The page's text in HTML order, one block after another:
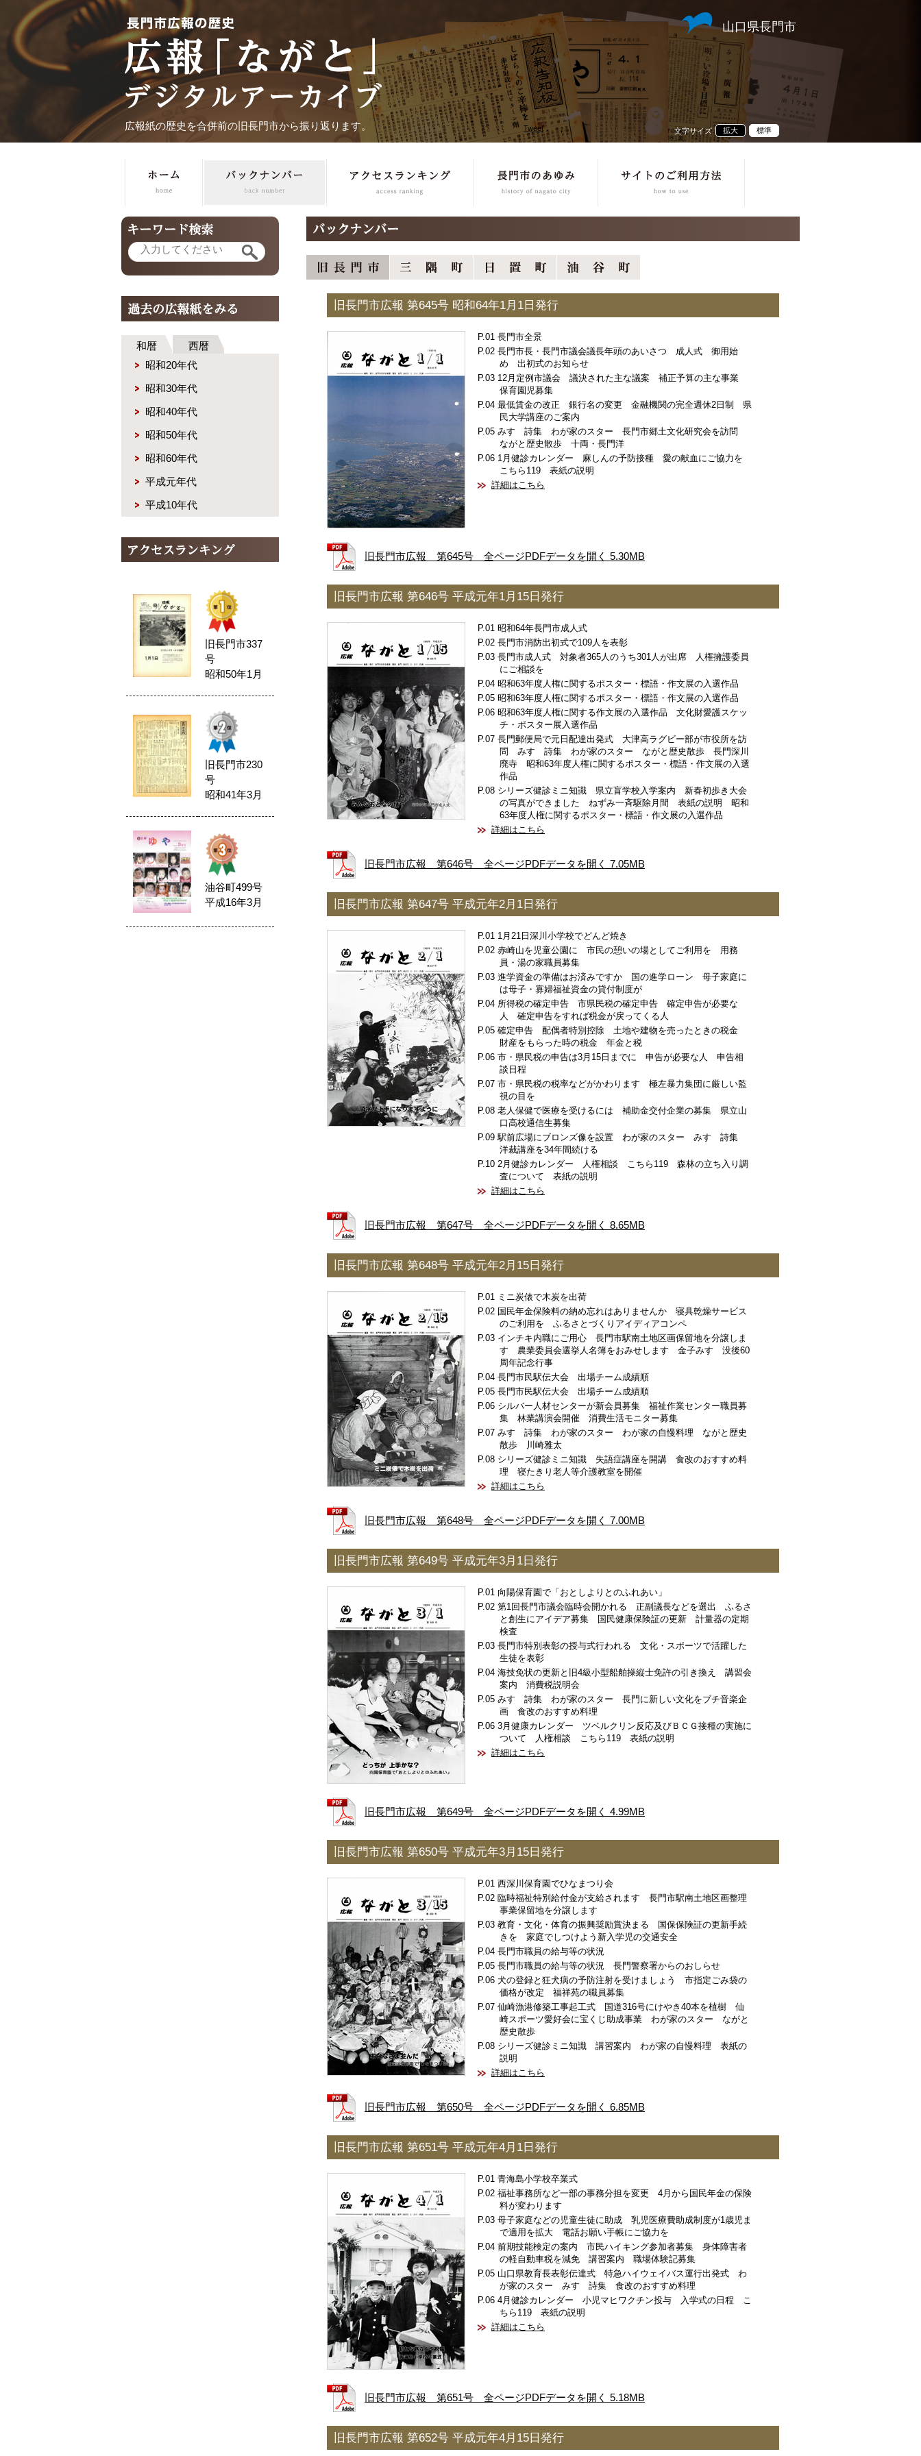
山口県長門市
広報紙の歴史を合併前の旧長門市から振り返ります。 Tweet 文字サイズ 標準
拡大
和暦
西暦
昭和20年代
昭和30年代
昭和40年代
昭和50年代
昭和60年代
平成元年代
平成10年代
旧長門市337
号
昭和50年1月
旧長門市230
号
昭和41年3月
油谷町499号
平成16年3月
旧長門市広報 第645号 昭和64年1月1日発行
長門市全景
長門市長・長門市議会議長年頭のあいさつ 成人式 御用始
め 出初式のお知らせ
12月定例市議会 議決された主な議案 補正予算の主な事業
保育園児募集
最低賃金の改正 銀行名の変更 金融機関の完全週休2日制 県
民大学講座のご案内
みすゞ詩集 わが家のスター 長門市郷土文化研究会を訪問
ながと歴史散歩 十両・長門洋
1月健診カレンダー 麻しんの予防接種 愛の献血にご協力を
こちら119 表紙の説明
詳細はこちら
旧長門市広報 第645号 全ページPDFデータを開く 5.30MB
旧長門市広報 第646号 平成元年1月15日発行
昭和64年長門市成人式
長門市消防出初式で109人を表彰
長門市成人式 対象者365人のうち301人が出席 人権擁護委員
にご相談を
昭和63年度人権に関するポスター・標語・作文展の入選作品
昭和63年度人権に関するポスター・標語・作文展の入選作品
昭和63年度人権に関する作文展の入選作品 文化財愛護スケッ
チ・ポスター展入選作品
長門郵便局で元日配達出発式 大津高ラグビー部が市役所を訪
問 みすゞ詩集 わが家のスター ながと歴史散歩 長門深川
廃寺 昭和63年度人権に関するポスター・標語・作文展の入選
作品
シリーズ健診ミニ知識 県立盲学校入学案内 新春初歩き大会
の写真ができました ねずみ一斉駆除月間 表紙の説明 昭和
63年度人権に関するポスター・標語・作文展の入選作品
詳細はこちら
旧長門市広報 第646号 全ページPDFデータを開く 7.05MB
旧長門市広報 第647号 平成元年2月1日発行
1月21日深川小学校でどんど焼き
赤崎山を児童公園に 市民の憩いの場としてご利用を 用務
員・湯の家職員募集
進学資金の準備はお済みですか 国の進学ローン 母子家庭に
は母子・寡婦福祉資金の貸付制度が
所得税の確定申告 市県民税の確定申告 確定申告が必要な
人 確定申告をすれば税金が戻ってくる人
確定申告 配偶者特別控除 土地や建物を売ったときの税金
財産をもらった時の税金 年金と税
市・県民税の申告は3月15日までに 申告が必要な人 申告相
談日程
市・県民税の税率などがかわります 極左暴力集団に厳しい監
視の目を
老人保健で医療を受けるには 補助金交付企業の募集 県立山
口高校通信生募集
駅前広場にブロンズ像を設置 わが家のスター みすゞ詩集
洋裁講座を34年間続ける
2月健診カレンダー 人権相談 こちら119 森林の立ち入り調
査について 表紙の説明
詳細はこちら
旧長門市広報 第647号 全ページPDFデータを開く 8.65MB
旧長門市広報 第648号 平成元年2月15日発行
ミニ炭俵で木炭を出荷
国民年金保険料の納め忘れはありませんか 寝具乾燥サービス
のご利用を ふるさとづくりアイディアコンペ
インチキ内職にご用心 長門市駅南土地区画保留地を分譲しま
す 農業委員会選挙人名簿をおみせします 金子みすゞ没後60
周年記念行事
長門市民駅伝大会 出場チーム成績順
長門市民駅伝大会 出場チーム成績順
シルバー人材センターが新会員募集 福祉作業センター職員募
集 林業講演会開催 消費生活モニター募集
みすゞ詩集 わが家のスター わが家の自慢料理 ながと歴史
散歩 川崎雅太
シリーズ健診ミニ知識 失語症講座を開講 食改のおすすめ料
理 寝たきり老人等介護教室を開催
詳細はこちら
旧長門市広報 第648号 全ページPDFデータを開く 7.00MB
旧長門市広報 第649号 平成元年3月1日発行
向陽保育園で「おとしよりとのふれあい」
第1回長門市議会臨時会開かれる 正副議長などを選出 ふるさ
と創生にアイデア募集 国民健康保険証の更新 計量器の定期
検査
長門市特別表彰の授与式行われる 文化・スポーツで活躍した
生徒を表彰
海技免状の更新と旧4級小型船舶操縦士免許の引き換え 講習会
案内 消費税説明会
みすゞ詩集 わが家のスター 長門に新しい文化をブチ音楽企
画 食改のおすすめ料理
3月健康カレンダー ツベルクリン反応及びＢＣＧ接種の実施に
ついて 人権相談 こちら119 表紙の説明
詳細はこちら
旧長門市広報 第649号 全ページPDFデータを開く 4.99MB
旧長門市広報 第650号 平成元年3月15日発行
西深川保育園でひなまつり会
臨時福祉特別給付金が支給されます 長門市駅南土地区画整理
事業保留地を分譲します
教育・文化・体育の振興奨励賞決まる 国保保険証の更新手続
きを 家庭でしつけよう新入学児の交通安全
長門市職員の給与等の状況
長門市職員の給与等の状況 長門警察署からのおしらせ
犬の登録と狂犬病の予防注射を受けましょう 市指定ごみ袋の
価格が改定 福祥苑の職員募集
仙崎漁港修築工事起工式 国道316号にけやき40本を植樹 仙
崎スポーツ愛好会に宝くじ助成事業 わが家のスター ながと
歴史散歩
シリーズ健診ミニ知識 講習案内 わが家の自慢料理 表紙の
説明
詳細はこちら
旧長門市広報 第650号 全ページPDFデータを開く 6.85MB
旧長門市広報 第651号 平成元年4月1日発行
青海島小学校卒業式
福祉事務所など一部の事務分担を変更 4月から国民年金の保険
料が変わります
母子家庭などの児童生徒に助成 乳児医療費助成制度が1歳児ま
で適用を拡大 電話お願い手帳にご協力を
前期技能検定の案内 市民ハイキング参加者募集 身体障害者
の軽自動車税を減免 講習案内 職場体験記募集
山口県教育長表彰伝達式 特急ハイウェイバス運行出発式 わ
が家のスター みすゞ詩集 食改のおすすめ料理
4月健診カレンダー 小児マヒワクチン投与 入学式の日程 こ
ちら119 表紙の説明
詳細はこちら
旧長門市広報 第651号 全ページPDFデータを開く 5.18MB
旧長門市広報 第652号 平成元年4月15日発行